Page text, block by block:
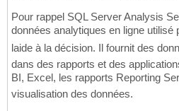
Pour rappel SQL Server Analysis
données analytiques en ligne utilisé
laide à la décision. Il fournit des
dans des rapports et des
BI, Excel, les rapports Reporting
visualisation des données.